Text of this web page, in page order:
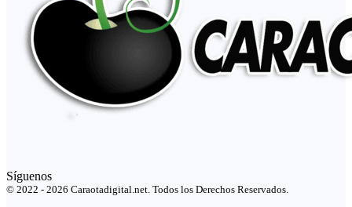
Síguenos
© 2022 - 2026 Caraotadigital.net. Todos los Derechos Reservados.